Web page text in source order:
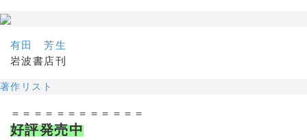
有田 芳生
岩波書店刊
著作リスト
＝＝＝＝＝＝＝＝＝＝＝＝
好評発売中